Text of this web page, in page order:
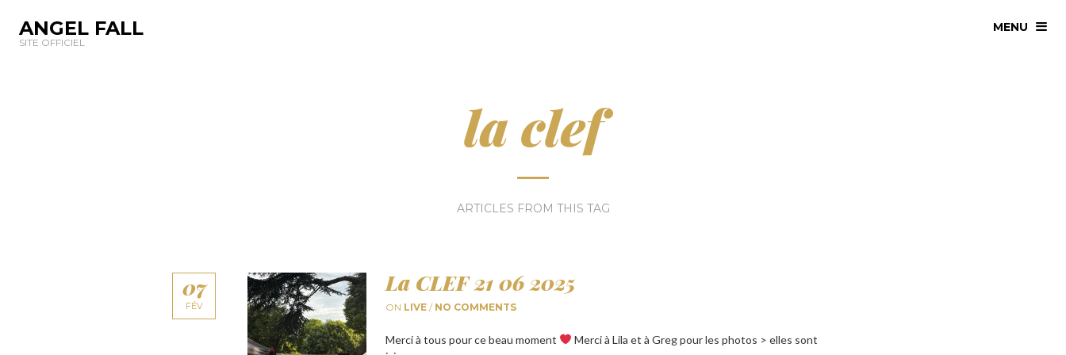
ANGEL FALL
SITE OFFICIEL
MENU
la clef
ARTICLES FROM THIS TAG
07
FÉV
La CLEF 21 06 2025
ON LIVE / NO COMMENTS
Merci à tous pour ce beau moment
Merci à Lila et à Greg pour les photos > elles sont